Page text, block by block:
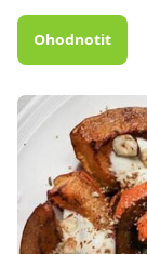
Ohodnotit